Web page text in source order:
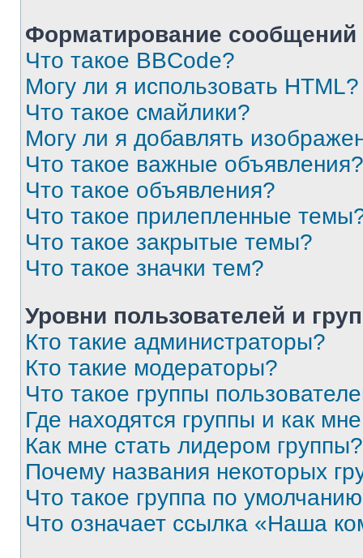
Форматирование
Что такое BBCode?
Могу ли я использовать HTML?
Что такое смайлики?
Могу ли я добавлять
Что такое важные объявления?
Что такое объявления?
Что такое прилепленные
Что такое закрытые темы?
Что такое значки тем?
Уровни пользователей и
Кто такие администраторы?
Кто такие модераторы?
Что такое группы
Где находятся группы и как
Как мне стать лидером группы?
Почему названия некоторых
Что такое группа по
Что означает ссылка «Наша